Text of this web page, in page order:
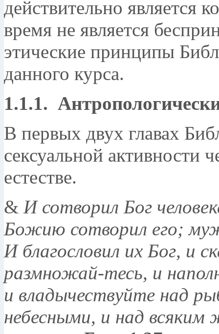
действительно является
время не является
этические принципы
данного курса.
1.1.1.
В первых двух главах
сексуальной активности
естестве.
& И сотворил Бог
Божию сотворил его;
И благословил их Бог, и
размножай-тесь, и
и владычествуйте над
небесными, и над